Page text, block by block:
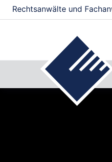
Rechtsanwälte und